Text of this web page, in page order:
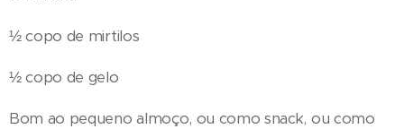
½ copo de mirtilos
½ copo de gelo
Bom ao pequeno almoço, ou como snack, ou como